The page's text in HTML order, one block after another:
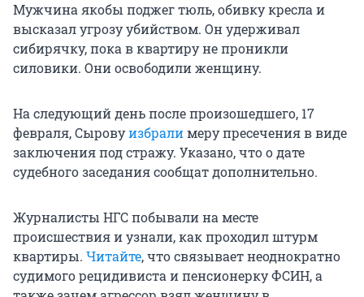
Мужчина якобы поджег тюль, обивку кресла и
высказал угрозу убийством. Он удерживал
сибирячку, пока в квартиру не проникли
силовики. Они освободили женщину.
На следующий день после произошедшего, 17
февраля, Сыровуизбралимеру пресечения в виде
заключения под стражу. Указано, что о дате
судебного заседания сообщат дополнительно.
Журналисты НГС побывали на месте
происшествия и узнали, как проходил штурм
квартиры. Читайте, что связывает неоднократно
судимого рецидивиста и пенсионерку ФСИН, а